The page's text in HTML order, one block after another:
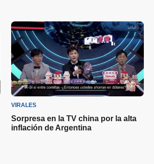
VIRALES
Sorpresa en la TV china por la alta
inflación de Argentina